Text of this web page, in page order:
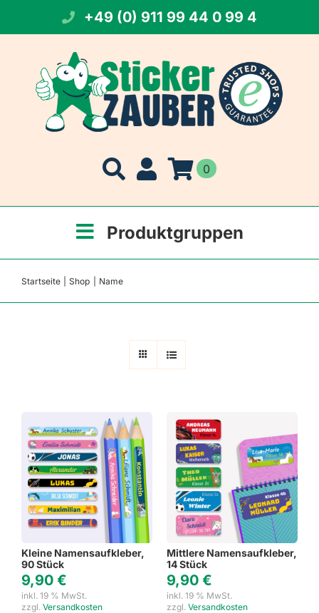
springen
+49 (0) 911 99 44 0 99 4
0
Produktgruppen
Startseite Shop Name
Kleine Namensaufkleber,
90 Stück
9,90 €
inkl. 19 % MwSt.
zzgl. Versandkosten
Mittlere Namensaufkleber,
14 Stück
9,90 €
inkl. 19 % MwSt.
zzgl. Versandkosten